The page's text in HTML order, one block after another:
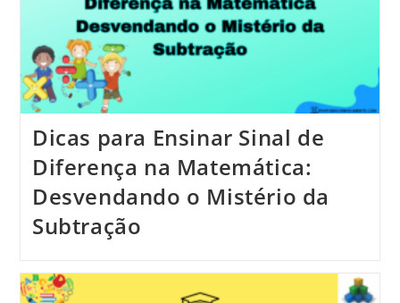
Dicas para Ensinar Sinal de
Diferença na Matemática:
Desvendando o Mistério da
Subtração